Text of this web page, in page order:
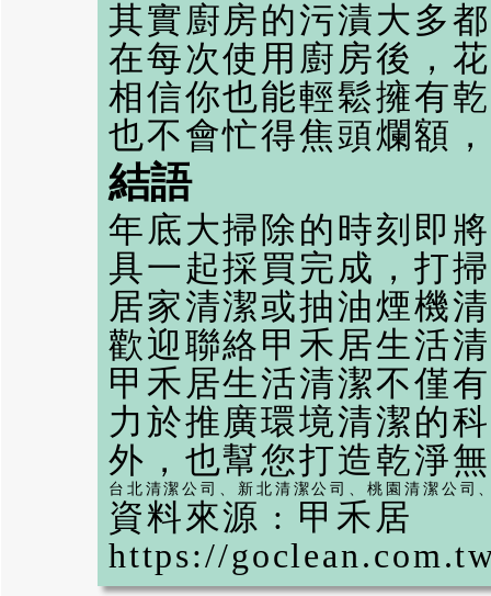
其實廚房的污漬大多
在每次使用廚房後，
相信你也能輕鬆擁有
也不會忙得焦頭爛額
結語
年底大掃除的時刻即
具一起採買完成，打
居家清潔或抽油煙機
歡迎聯絡甲禾居生活
甲禾居生活清潔不僅
力於推廣環境清潔的
外，也幫您打造乾淨
台北清潔公司 新北清潔公司 、桃園清潔公司
資料來源 : 甲禾居
https://